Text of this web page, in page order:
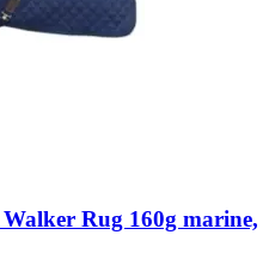
Walker Rug 160g marine,